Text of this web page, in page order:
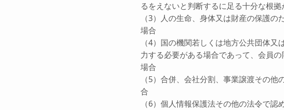
るをえないと判断するに足る十分な根
（3）人の生命、身体又は財産の保護
場合
（4）国の機関若しくは地方公共団体
力する必要がある場合であって、会員
場合
（5）合併、会社分割、事業譲渡その
合
（6）個人情報保護法その他の法令で認